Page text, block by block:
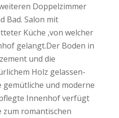
Doppelzimmer
Bad. Salon mit
Küche ,von welcher
gelangt.Der Boden in
und die
Holz gelassen-
gemütliche und moderne
Innenhof verfügt
zum romantischen